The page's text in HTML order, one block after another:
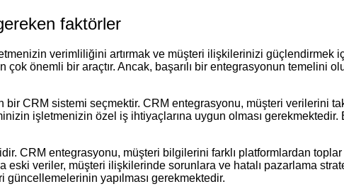
faktörler
verimliliğini artırmak ve müşteri ilişkilerinizi güçlendirmek
önemli bir araçtır. Ancak, başarılı bir entegrasyonun temelini
CRM sistemi seçmektir. CRM entegrasyonu, müşteri verilerini
işletmenizin özel iş ihtiyaçlarına uygun olması
CRM entegrasyonu, müşteri bilgilerini farklı platformlardan
eski veriler, müşteri ilişkilerinde sorunlara ve hatalı pazarlama
yapılması gerekmektedir.